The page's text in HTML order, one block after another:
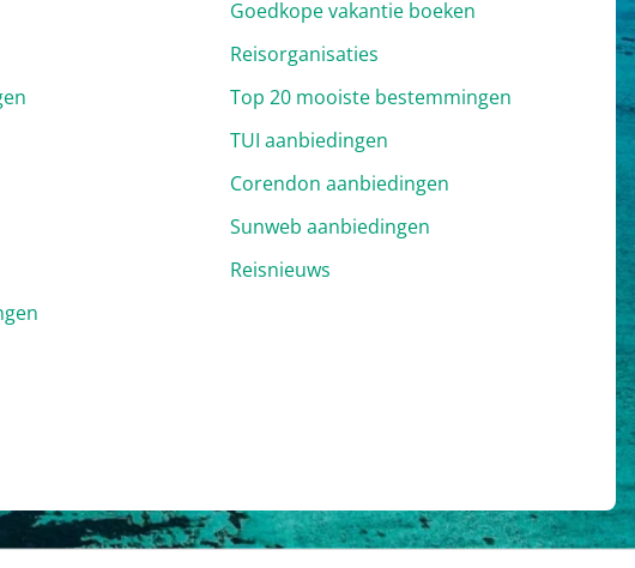
Goedkope vakantie boeken
Reisorganisaties
Top 20 mooiste bestemmingen
TUI aanbiedingen
Corendon aanbiedingen
Sunweb aanbiedingen
Reisnieuws